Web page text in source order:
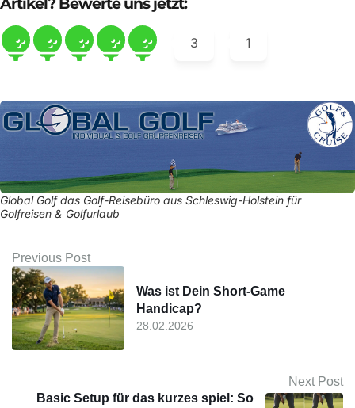
3 1
Global Golf das Golf-Reisebüro aus Schleswig-Holstein für
Golfreisen & Golfurlaub
Previous Post
28.02.2026
Was ist Dein Short-Game
Handicap?
Next Post
Basic Setup für das kurzes spiel: So